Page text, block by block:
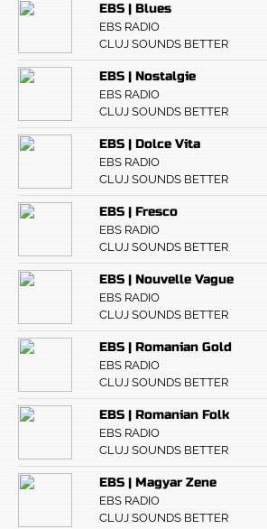
EBS | Blues
EBS RADIO
CLUJ SOUNDS BETTER
EBS | Nostalgie
EBS RADIO
CLUJ SOUNDS BETTER
EBS | Dolce Vita
EBS RADIO
CLUJ SOUNDS BETTER
EBS | Fresco
EBS RADIO
CLUJ SOUNDS BETTER
EBS | Nouvelle Vague
EBS RADIO
CLUJ SOUNDS BETTER
EBS | Romanian Gold
EBS RADIO
CLUJ SOUNDS BETTER
EBS | Romanian Folk
EBS RADIO
CLUJ SOUNDS BETTER
EBS | Magyar Zene
EBS RADIO
CLUJ SOUNDS BETTER